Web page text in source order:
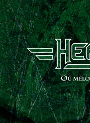
ACCUEIL
NEWS
CHRONIQUES
INTERVIEWS
REPORTS
A PROPOS